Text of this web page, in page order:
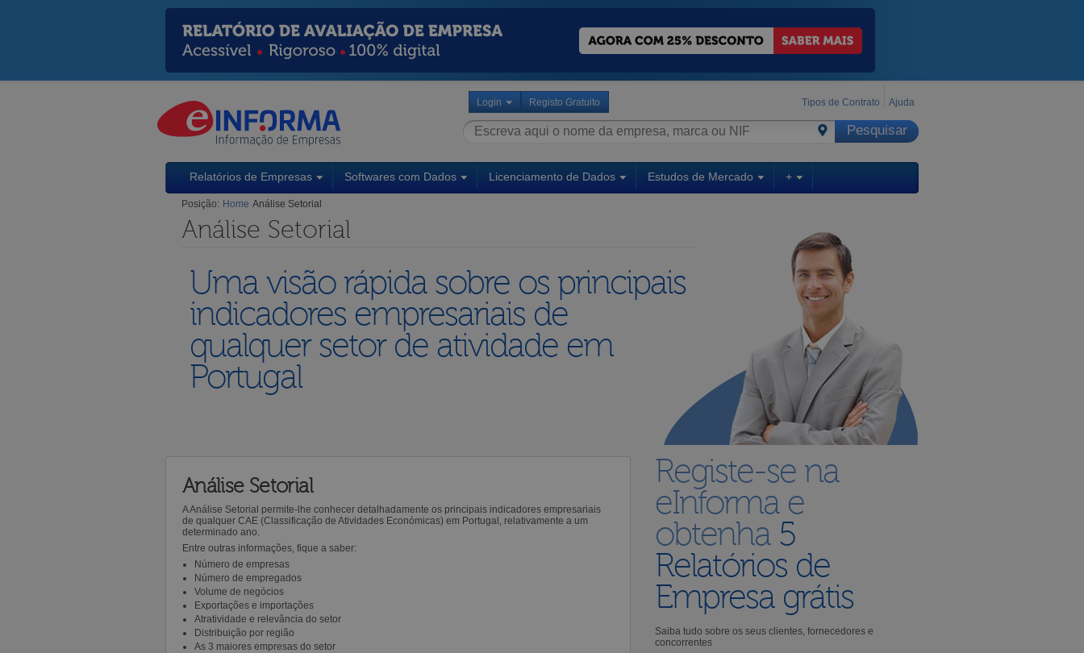
Login Registo Gratuito Tipos de Contrato Ajuda
Relatórios de Empresas Softwares com Dados Licenciamento de Dados Estudos de Mercado +
Posição: Home Análise Setorial
Análise Setorial
Uma visão rápida sobre os principais
indicadores empresariais de
qualquer setor de atividade em
Portugal
Análise Setorial
A Análise Setorial permite-lhe conhecer detalhadamente os principais indicadores empresariais
de qualquer CAE (Classificação de Atividades Económicas) em Portugal, relativamente a um
determinado ano.
Entre outras informações, fique a saber:
Número de empresas
Número de empregados
Volume de negócios
Exportações e importações
Atratividade e relevância do setor
Distribuição por região
As 3 maiores empresas do setor
Registe-se na
eInforma e
obtenha 5
Relatórios de
Empresa grátis
Saiba tudo sobre os seus clientes, fornecedores e
concorrentes